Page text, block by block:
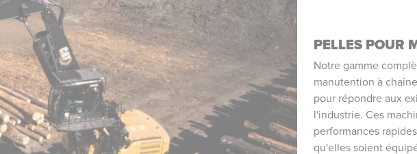
PELLES POUR
Notre gamme
manutention à
pour répondre aux
l'industrie. Ces
performances
qu'elles soient